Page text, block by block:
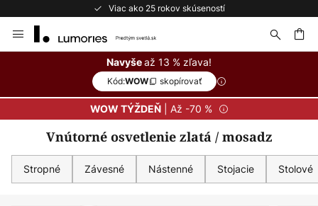
Bezplatné vrátenie do 50 dní
to
Navyšeaž 13 % zľava!
Kód:WOW skopírovať
WOW TÝŽDEŇ| Až -70 %
Vnútorné osvetlenie zlatá / mosadz
Stropné Závesné Nástenné Stojacie Stolové